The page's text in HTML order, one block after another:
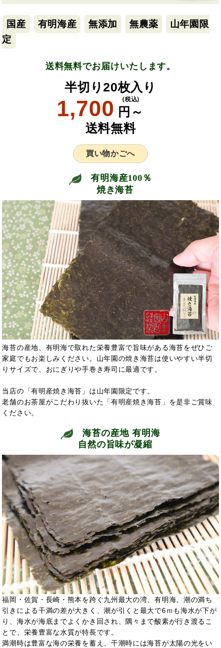
国産 有明海産 無添加 無農薬
山年園限
定
送料無料でお届けいたします。
半切り20枚入り
1,700 円～
(税込)
送料無料
買い物かごへ
有明海産100％
焼き海苔
海苔の産地、有明海で取れた栄養豊富で旨味がある海苔をぜひご
家庭でもお楽しみください。山年園の焼き海苔は使いやすい半切
りサイズで、おにぎりや手巻き寿司に最適です。
当店の「有明産焼き海苔」は山年園限定です。
老舗のお茶屋がこだわり抜いた「有明産焼き海苔」を是非ご賞味
ください。
海苔の産地 有明海
自然の旨味が凝縮
福岡・佐賀・長崎・熊本を跨ぐ九州最大の湾、有明海。潮の満ち
引きによる干満の差が大きく、潮が引くと最大で6ｍも海水が下が
り、海水が海底までよくかき回され、隅々まで酸素が行き渡るこ
とで、栄養豊富な水質が特長です。
満潮時は豊富な海の栄養を蓄え、干潮時には海苔が太陽の光をい